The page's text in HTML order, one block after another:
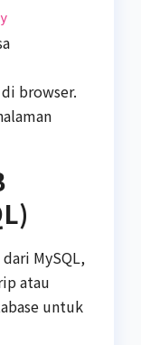
browser.
MySQL,
atau
untuk